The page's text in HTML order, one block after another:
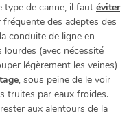
type de canne, il faut éviter
fréquente des adeptes des
conduite de ligne en
lourdes (avec nécessité
légèrement les veines)
, sous peine de le voir
truites par eaux froides.
aux alentours de la